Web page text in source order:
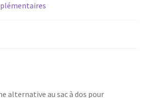
alternative au sac à dos pour